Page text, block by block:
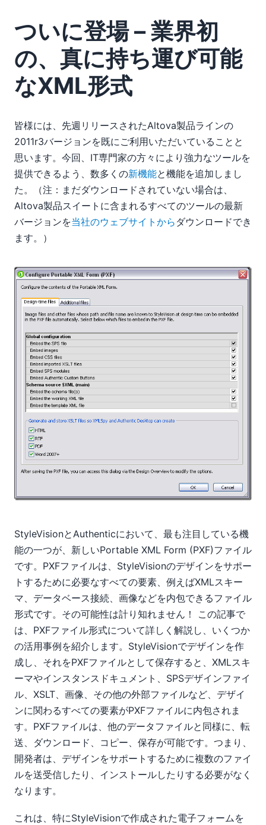
ついに登場 – 業界初
の、真に持ち運び可能
なXML形式
皆様には、先週リリースされたAltova製品ラインの
2011r3バージョンを既にご利用いただいていることと
思います。今回、IT専門家の方々により強力なツールを
提供できるよう、数多くの新機能と機能を追加しまし
た。（注：まだダウンロードされていない場合は、
Altova製品スイートに含まれるすべてのツールの最新
バージョンを当社のウェブサイトから ダウンロードでき
ます。）
StyleVisionとAuthenticにおいて、最も注目している機
能の一つが、新しいPortable XML Form (PXF)ファイル
です。PXFファイルは、StyleVisionのデザインをサポー
トするために必要なすべての要素、例えばXMLスキー
マ、データベース接続、画像などを内包できるファイル
形式です。その可能性は計り知れません！ この記事で
は、PXFファイル形式について詳しく解説し、いくつか
の活用事例を紹介します。StyleVisionでデザインを作
成し、それをPXFファイルとして保存すると、XMLスキ
ーマやインスタンスドキュメント、SPSデザインファイ
ル、XSLT、画像、その他の外部ファイルなど、デザイ
ンに関わるすべての要素がPXFファイルに内包されま
す。PXFファイルは、他のデータファイルと同様に、転
送、ダウンロード、コピー、保存が可能です。つまり、
開発者は、デザインをサポートするために複数のファイ
ルを送受信したり、インストールしたりする必要がなく
なります。
これは、特にStyleVisionで作成された電子フォームを